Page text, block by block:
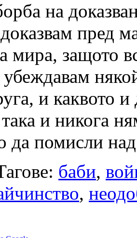
на
пред
мира, защото
и каквото
така и никога
да помисли
баби,
,